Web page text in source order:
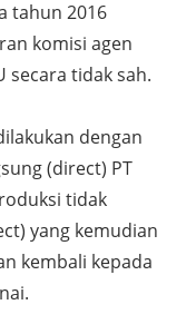
tahun 2016
komisi agen
secara tidak sah.
dengan
(direct) PT
tidak
yang kemudian
kembali kepada